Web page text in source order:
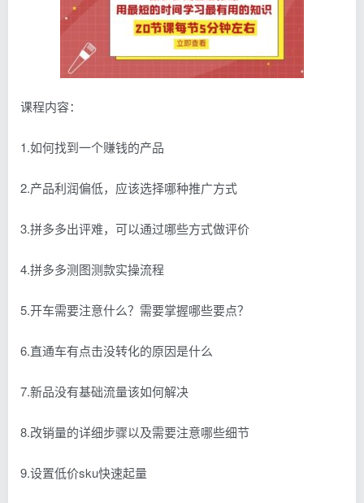
课程内容：
1.如何找到一个赚钱的产品
2.产品利润偏低，应该选择哪种推广方式
3.拼多多出评难，可以通过哪些方式做评价
4.拼多多测图测款实操流程
5.开车需要注意什么？需要掌握哪些要点？
6.直通车有点击没转化的原因是什么
7.新品没有基础流量该如何解决
8.改销量的详细步骤以及需要注意哪些细节
9.设置低价sku快速起量